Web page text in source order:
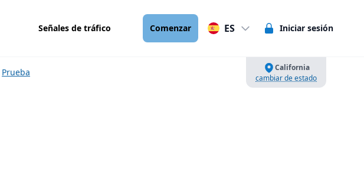
Señales de tráfico Comenzar ES Iniciar sesión
Prueba
California
cambiar de estado